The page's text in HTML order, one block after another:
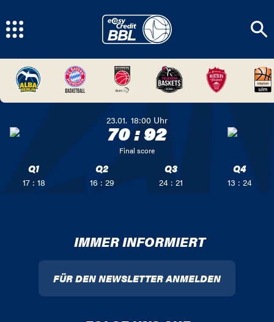
23.01. 18:00 Uhr
70:92
Final score
Q1
17 : 18
Q2
16 : 29
Q3
24 : 21
Q4
13 : 24
IMMER INFORMIERT
FÜR DEN NEWSLETTER ANMELDEN